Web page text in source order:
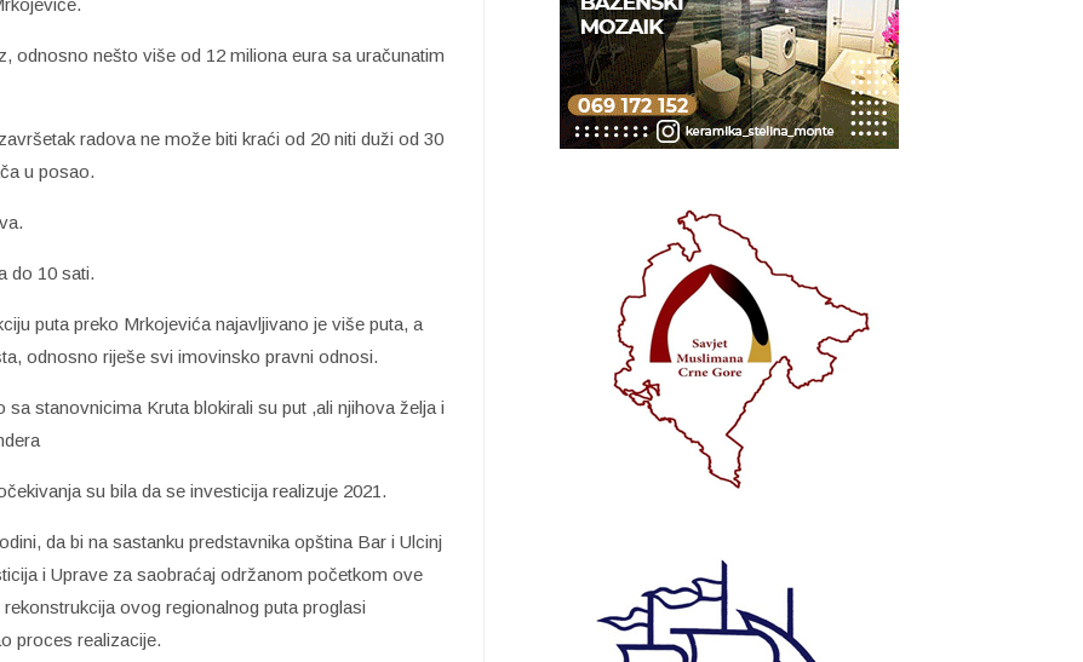
odnosno nešto više od 12 miliona eura sa uračunatim
radova ne može biti kraći od 20 niti duži od 30
u posao.
do 10 sati.
puta preko Mrkojevića najavljivano je više puta, a
odnosno riješe svi imovinsko pravni odnosi.
stanovnicima Kruta blokirali su put ,ali njihova želja i
su bila da se investicija realizuje 2021.
da bi na sastanku predstavnika opština Bar i Ulcinj
i Uprave za saobraćaj održanom početkom ove
ovog regionalnog puta proglasi
proces realizacije.